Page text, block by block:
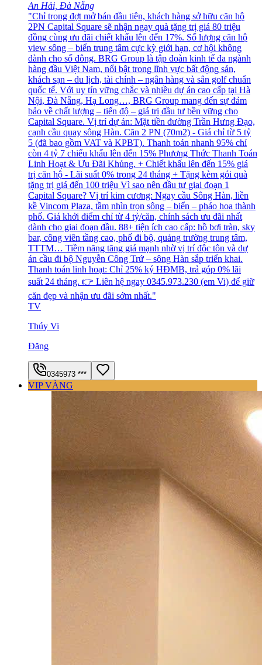
An Hải, Đà Nẵng
"Chỉ trong đợt mở bán đầu tiên, khách hàng sở hữu căn hộ
2PN Capital Square sẽ nhận ngay quà tặng trị giá 80 triệu
đồng cùng ưu đãi chiết khấu lên đến 17%. Số lượng căn hộ
view sông – biển trung tâm cực kỳ giới hạn, cơ hội không
dành cho số đông. BRG Group là tập đoàn kinh tế đa ngành
hàng đầu Việt Nam, nổi bật trong lĩnh vực bất động sản,
khách sạn – du lịch, tài chính – ngân hàng và sân golf chuẩn
quốc tế. Với uy tín vững chắc và nhiều dự án cao cấp tại Hà
Nội, Đà Nẵng, Hạ Long…, BRG Group mang đến sự đảm
bảo về chất lượng – tiến độ – giá trị đầu tư bền vững cho
Capital Square. Vị trí dự án: Mặt tiền đường Trần Hưng Đạo,
cạnh cầu quay sông Hàn. Căn 2 PN (70m2) - Giá chỉ từ 5 tỷ
5 (đã bao gồm VAT và KPBT). Thanh toán nhanh 95% chỉ
còn 4 tỷ 7 chiếu khấu lên đến 15% Phương Thức Thanh Toán
Linh Hoạt & Ưu Đãi Khủng. + Chiết khấu lên đến 15% giá
trị căn hộ - Lãi suất 0% trong 24 tháng + Tặng kèm gói quà
tặng trị giá đến 100 triệu Vì sao nên đầu tư giai đoạn 1
Capital Square? Vị trí kim cương: Ngay cầu Sông Hàn, liền
kề Vincom Plaza, tầm nhìn trọn sông – biển – pháo hoa thành
phố. Giá khởi điểm chỉ từ 4 tỷ/căn, chính sách ưu đãi nhất
dành cho giai đoạn đầu. 88+ tiện ích cao cấp: hồ bơi tràn, sky
bar, công viên tầng cao, phố đi bộ, quảng trường trung tâm,
TTTM… Tiềm năng tăng giá mạnh nhờ vị trí độc tôn và dự
án cầu đi bộ Nguyễn Công Trứ – sông Hàn sắp triển khai.
Thanh toán linh hoạt: Chỉ 25% ký HĐMB, trả góp 0% lãi
suất 24 tháng. 👉 Liên hệ ngay 0345.973.230 (em Vi) để giữ
căn đẹp và nhận ưu đãi sớm nhất."
TV
Thúy Vi
Đăng
0345973 ***
VIP VÀNG